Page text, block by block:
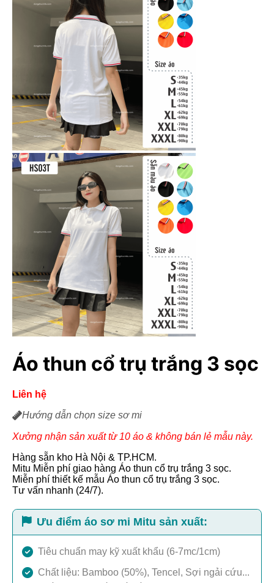
Áo thun cổ trụ trắng 3 sọc
Liên hệ
Hướng dẫn chọn size sơ mi
Xưởng nhận sản xuất từ 10 áo & không bán lẻ mẫu này.
Hàng sẵn kho Hà Nội & TP.HCM.
Mitu Miễn phí giao hàng Áo thun cổ trụ trắng 3 sọc.
Miễn phí thiết kế mẫu Áo thun cổ trụ trắng 3 sọc.
Tư vấn nhanh (24/7).
Ưu điểm áo sơ mi Mitu sản xuất:
Tiêu chuẩn may kỹ xuất khẩu (6-7mc/1cm)
Chất liệu: Bamboo (50%), Tencel, Sợi ngải cứu...